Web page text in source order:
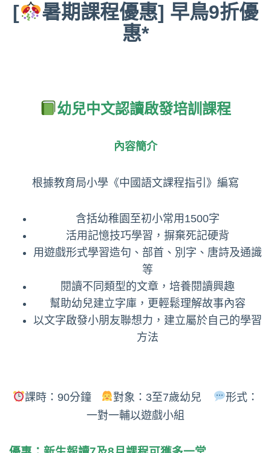
[
暑期課程優惠] 早鳥9折優
惠*
幼兒中文認讀啟發培訓課程
內容簡介
根據教育局小學《‎中國語文課程指引》編寫
含括幼稚園至初小常用1500字
活用記憶技巧學習，摒棄死記硬背
用遊戲形式學習造句、部首、別字、唐詩及通識
等
閱讀不同類型的文章，培養閱讀興趣
幫助幼兒建立字庫，更輕鬆理解故事內容
以文字啟發小朋友聯想力，建立屬於自己的學習
方法
課時：90分鐘 對象：3至7歲幼兒
形式：
一對一輔以遊戲小組